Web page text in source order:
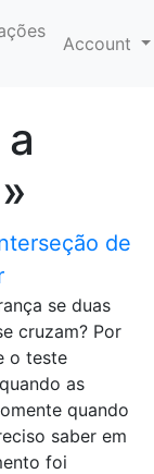
Account
de
se duas
cruzam? Por
o teste
as
quando
saber em
foi